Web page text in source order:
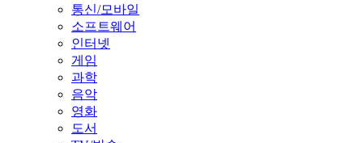
통신/모바일
소프트웨어
인터넷
게임
과학
음악
영화
도서